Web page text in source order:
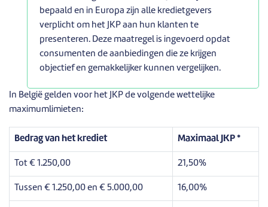
bepaald en in Europa zijn alle kredietgevers
verplicht om het JKP aan hun klanten te
presenteren. Deze maatregel is ingevoerd opdat
consumenten de aanbiedingen die ze krijgen
objectief en gemakkelijker kunnen vergelijken.
In België gelden voor het JKP de volgende wettelijke
maximumlimieten:
Bedrag van het krediet Maximaal JKP *
Tot € 1.250,00 21,50%
Tussen € 1.250,00 en € 5.000,00 16,00%